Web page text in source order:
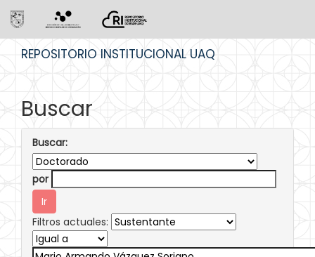
REPOSITORIO INSTITUCIONAL UAQ
Buscar
Buscar:
por
Filtros actuales: